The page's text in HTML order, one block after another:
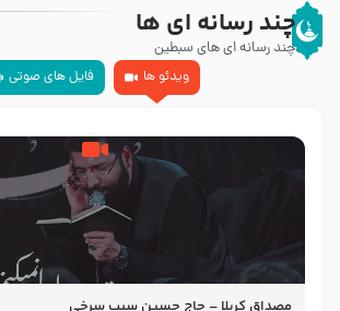
چند رسانه ای ها
چند رسانه ای های سبطین
ویدئو ها
فایل های صوتی
مصداق کربلا – حاج حسین سیب سرخی